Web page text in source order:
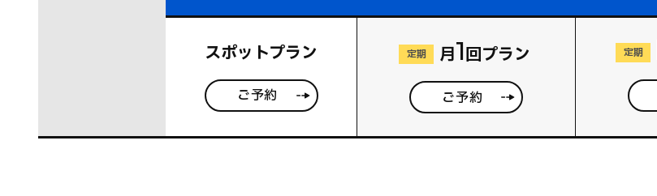
スポットプラン
ご予約
定期 月1回プラン
ご予約
定期